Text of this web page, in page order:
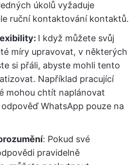
úkolů vyžaduje
ruční kontaktování kontaktů.
I když můžete svůj
míry upravovat, v některých
si přáli, abyste mohli tento
Například pracující
mohou chtít naplánovat
WhatsApp pouze na
: Pokud své
pravidelně